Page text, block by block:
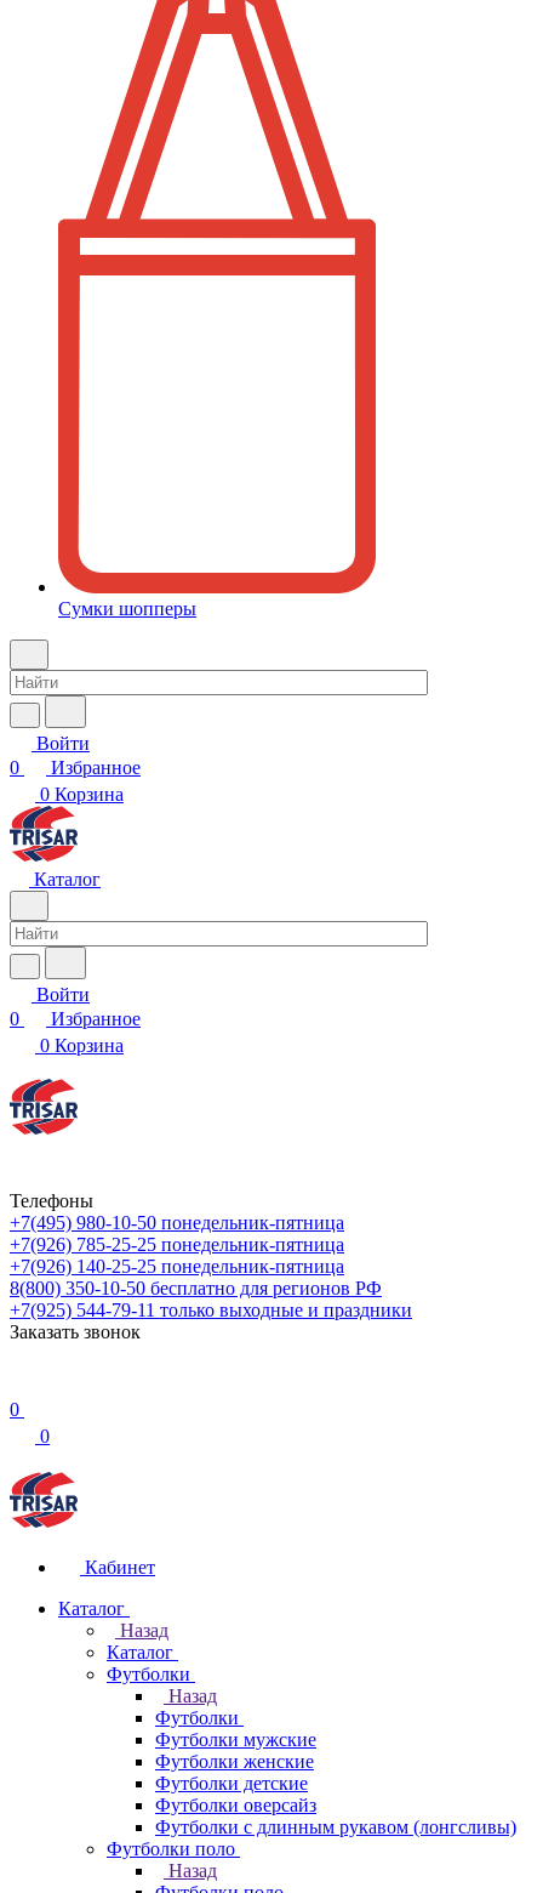
Сумки шопперы
Войти
0
Избранное
0 Корзина
Каталог
Войти
0
Избранное
0 Корзина
Телефоны
+7(495) 980-10-50 понедельник-пятница
+7(926) 785-25-25 понедельник-пятница
+7(926) 140-25-25 понедельник-пятница
8(800) 350-10-50 бесплатно для регионов РФ
+7(925) 544-79-11 только выходные и праздники
Заказать звонок
0
0
Кабинет
Каталог
Назад
Каталог
Футболки
Назад
Футболки
Футболки мужские
Футболки женские
Футболки детские
Футболки оверсайз
Футболки с длинным рукавом (лонгсливы)
Футболки поло
Назад